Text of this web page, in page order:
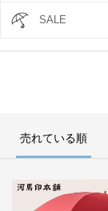
SALE
売れている順